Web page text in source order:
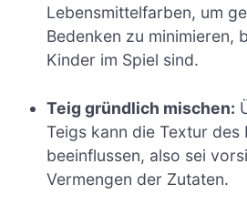
Lebensmittelfarben, um
Bedenken zu minimieren,
Kinder im Spiel sind.
Teig gründlich mischen:
Teigs kann die Textur des
beeinflussen, also sei
Vermengen der Zutaten.